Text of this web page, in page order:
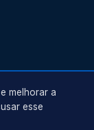
melhorar a
esse